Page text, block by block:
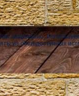
запрещено.
из общедоступных